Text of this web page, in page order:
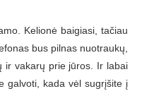
Kelionė baigiasi, tačiau
bus pilnas nuotraukų,
ir vakarų prie jūros. Ir labai
galvoti, kada vėl sugrįšite į